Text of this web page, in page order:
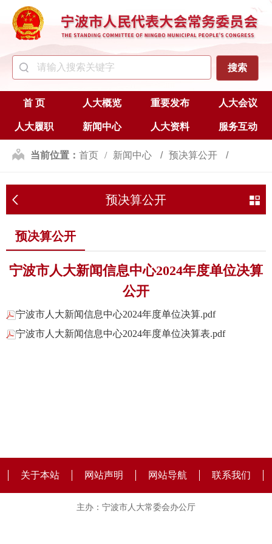
首 页 人大概览 重要发布 人大会议
人大履职 新闻中心 人大资料 服务互动
当前位置： 首页 新闻中心 预决算公开
预决算公开
预决算公开
宁波市人大新闻信息中心2024年度单位决算
公开
宁波市人大新闻信息中心2024年度单位决算.pdf
宁波市人大新闻信息中心2024年度单位决算表.pdf
关于本站 网站声明 网站导航 联系我们
主办：宁波市人大常委会办公厅